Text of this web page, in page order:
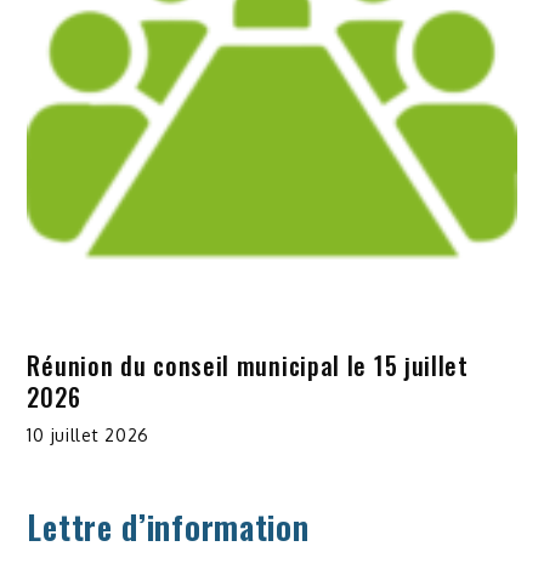
Réunion du conseil municipal le 15 juillet
2026
10 juillet 2026
Lettre d’information